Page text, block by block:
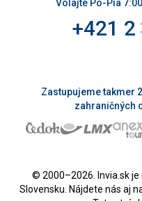
Volajte Po-Pia
+421 2
Zastupujeme takmer
zahraničných
© 2000–2026. Invia.sk
Slovensku. Nájdete nás aj